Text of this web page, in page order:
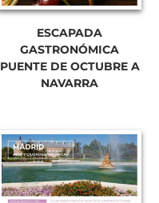
ESCAPADA
GASTRONÓMICA
PUENTE DE OCTUBRE A
NAVARRA